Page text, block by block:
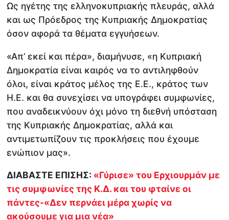
Ως ηγέτης της ελληνοκυπριακής πλευράς, αλλά
και ως Πρόεδρος της Κυπριακής Δημοκρατίας
όσον αφορά τα θέματα εγγυήσεων.
«Απ’ εκεί και πέρα», διαμήνυσε, «η Κυπριακή
Δημοκρατία είναι καιρός να το αντιληφθούν
όλοι, είναι κράτος μέλος της Ε.Ε., κράτος των
Η.Ε. και θα συνεχίσει να υπογράφει συμφωνίες,
που αναδεικνύουν όχι μόνο τη διεθνή υπόσταση
της Κυπριακής Δημοκρατίας, αλλά και
αντιμετωπίζουν τις προκλήσεις που έχουμε
ενώπιον μας».
ΔΙΑΒΑΣΤΕ ΕΠΙΣΗΣ: «Γύρισε» του Ερχιουρμάν με
τις συμφωνίες της Κ.Δ. και του φταίνε οι
πάντες-«Δεν περνάει μέρα χωρίς να
ακούσουμε για μια νέα»